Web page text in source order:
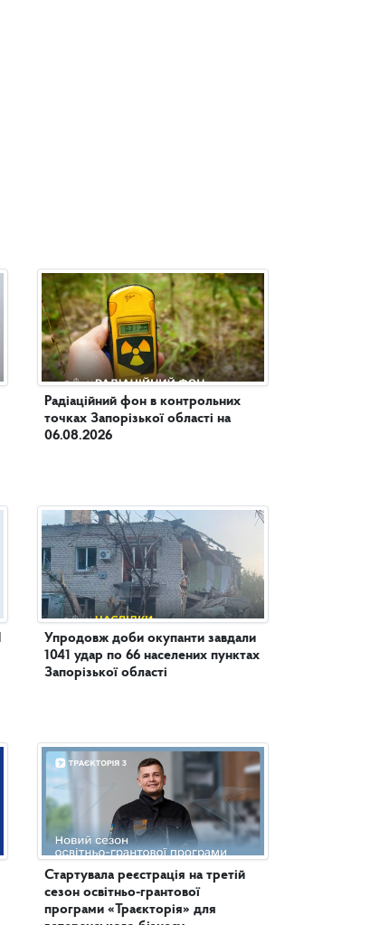
Радіаційний фон в контрольних
точках Запорізької області на
06.08.2026
Упродовж доби окупанти завдали
1041 удар по 66 населених пунктах
Запорізької області
Стартувала реєстрація на третій
сезон освітньо-грантової
програми «Траєкторія» для